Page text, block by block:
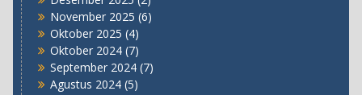
November 2025 (6)
Oktober 2025 (4)
Oktober 2024(7)
September 2024(7)
Agustus 2024(5)